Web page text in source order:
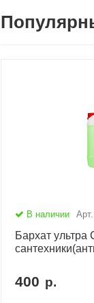
В наличии
Бархат
400 р.